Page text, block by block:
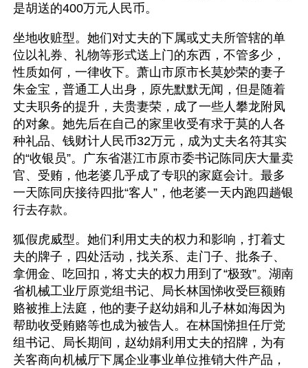
是胡送的400万元人民币。
坐地收赃型。她们对丈夫的下属或丈夫所管辖的单
位以礼券、礼物等形式送上门的东西，不管多少，
性质如何，一律收下。萧山市原市长莫妙荣的妻子
朱金宝，普通工人出身，原先默默无闻，但是随着
丈夫职务的提升，夫贵妻荣，成了一些人攀龙附凤
的对象。她先后在自己的家里收受有求于莫的人各
种礼品、钱财计人民币32万元，成为丈夫名符其实
的“收银员”。广东省湛江市原市委书记陈同庆大量卖
官、受贿，他老婆几乎成了专职的家庭会计。最多
一天陈同庆接待四批“客人”，他老婆一天内跑四趟银
行去存款。
狐假虎威型。她们利用丈夫的权力和影响，打着丈
夫的牌子，四处活动，找关系、走门子、批条子、
拿佣金、吃回扣，将丈夫的权力用到了“极致”。湖南
省机械工业厅原党组书记、局长林国悌收受巨额贿
赂被推上法庭，他的妻子赵幼娟和儿子林如海因为
帮助收受贿赂等也成为被告人。在林国悌担任厅党
组书记、局长期间，赵幼娟利用丈夫的招牌，为有
关客商向机械厅下属企业事业单位推销大件产品，